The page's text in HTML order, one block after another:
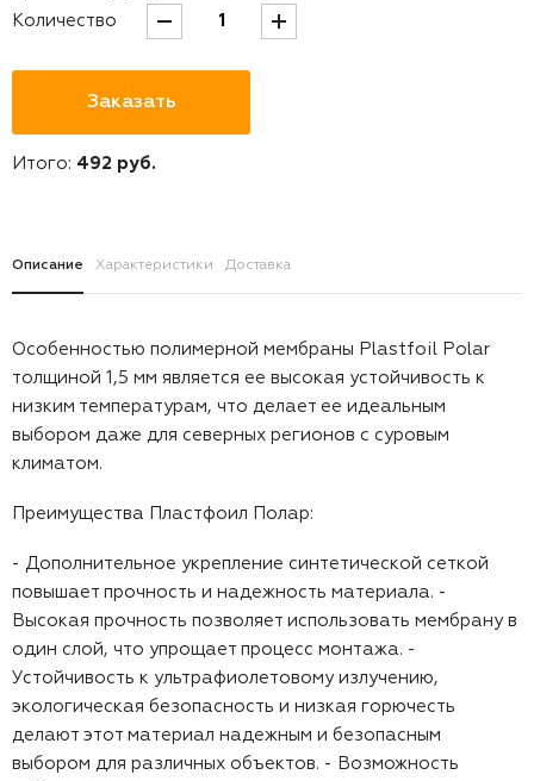
Количество
Заказать
Итого: 492 руб.
Описание Характеристики Доставка
Особенностью полимерной мембраны Plastfoil Polar
толщиной 1,5 мм является ее высокая устойчивость к
низким температурам, что делает ее идеальным
выбором даже для северных регионов с суровым
климатом.
Преимущества Пластфоил Полар:
- Дополнительное укрепление синтетической сеткой
повышает прочность и надежность материала. -
Высокая прочность позволяет использовать мембрану в
один слой, что упрощает процесс монтажа. -
Устойчивость к ультрафиолетовому излучению,
экологическая безопасность и низкая горючесть
делают этот материал надежным и безопасным
выбором для различных объектов. - Возможность